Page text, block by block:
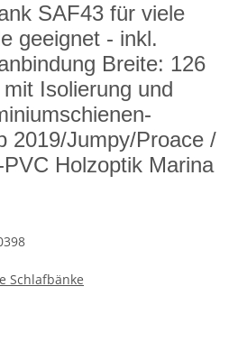
SAF43 für viele
geeignet - inkl.
Breite: 126
Isolierung und
2019/Jumpy/Proace /
Holzoptik Marina
Schlafbänke